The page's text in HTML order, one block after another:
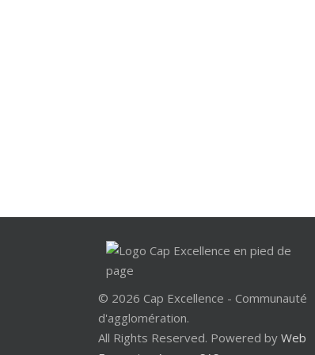
© 2026 Cap Excellence - Communauté
d'agglomération.
All Rights Reserved. Powered by Web